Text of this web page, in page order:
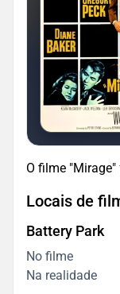
O filme
Locais de
Battery Park
No filme
Na realidade